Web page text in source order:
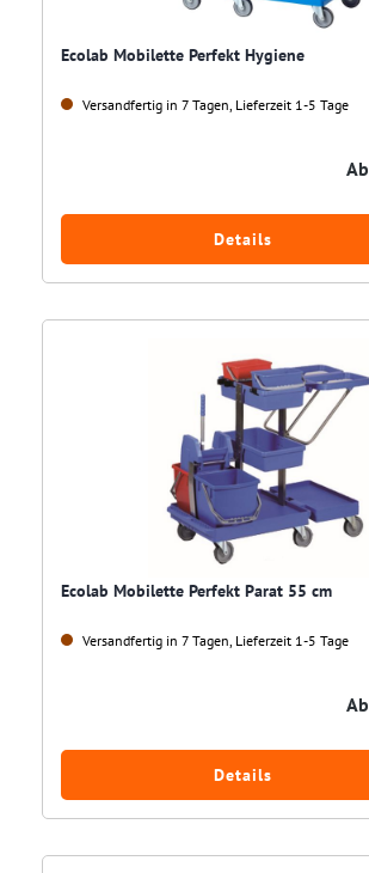
Ecolab Mobilette Perfekt Hygiene
Versandfertig in 7 Tagen, Lieferzeit 1-5 Tage
Ab
Details
Ecolab Mobilette Perfekt Parat 55 cm
Versandfertig in 7 Tagen, Lieferzeit 1-5 Tage
Ab
Details